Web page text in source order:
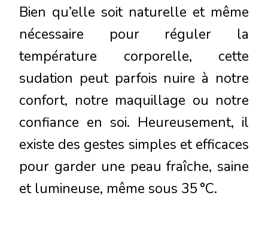
Bien qu’elle soit naturelle et même
nécessaire pour réguler la
température corporelle, cette
sudation peut parfois nuire à notre
confort, notre maquillage ou notre
confiance en soi. Heureusement, il
existe des gestes simples et efficaces
pour garder une peau fraîche, saine
et lumineuse, même sous 35 °C.